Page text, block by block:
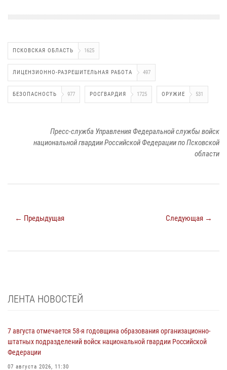
ПСКОВСКАЯ ОБЛАСТЬ 1625
ЛИЦЕНЗИОННО-РАЗРЕШИТЕЛЬНАЯ РАБОТА 497
БЕЗОПАСНОСТЬ 977 РОСГВАРДИЯ 1725 ОРУЖИЕ 531
Пресс-служба Управления Федеральной службы войск
национальной гвардии Российской Федерации по Псковской
области
← Предыдущая Следующая →
ЛЕНТА НОВОСТЕЙ
7 августа отмечается 58-я годовщина образования организационно-
штатных подразделений войск национальной гвардии Российской
Федерации
07 августа 2026, 11:30